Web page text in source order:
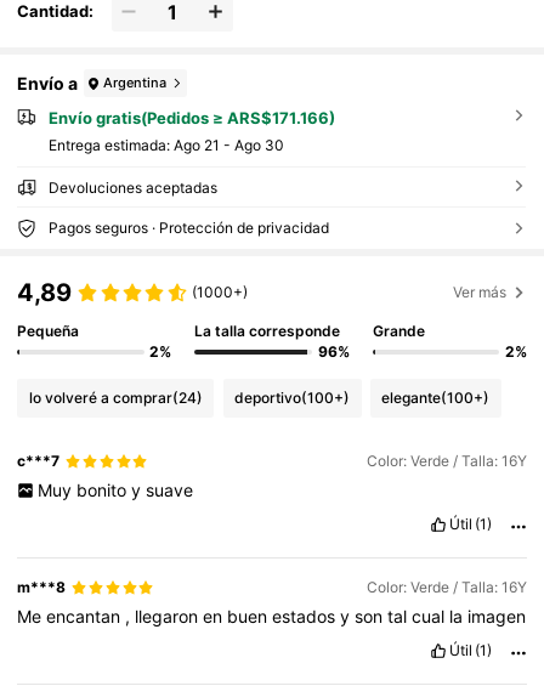
Cantidad:
Envío a Argentina
Envío gratis(Pedidos ≥ ARS$171.166)
Entrega estimada: Ago 21 - Ago 30
Devoluciones aceptadas
Pagos seguros · Protección de privacidad
4,89 (1000+) Ver más
Pequeña
2%
La talla corresponde
96%
Grande
2%
lo volveré a comprar(24) deportivo(100+) elegante(100+)
c***7 Color: Verde / Talla: 16Y
Muy bonito y suave
Útil (1)
m***8 Color: Verde / Talla: 16Y
Meencantan , llegaronen buenestadosysontalcual la imagen
Útil (1)